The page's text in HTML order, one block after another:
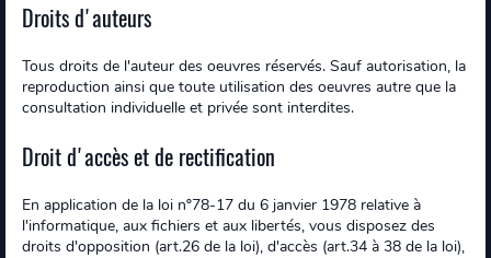
Droits d'auteurs
Tous droits de l'auteur des oeuvres réservés. Sauf autorisation, la
reproduction ainsi que toute utilisation des oeuvres autre que la
consultation individuelle et privée sont interdites.
Droit d'accès et de rectification
En application de la loi nº78-17 du 6 janvier 1978 relative à
l'informatique, aux fichiers et aux libertés, vous disposez des
droits d'opposition (art.26 de la loi), d'accès (art.34 à 38 de la loi),